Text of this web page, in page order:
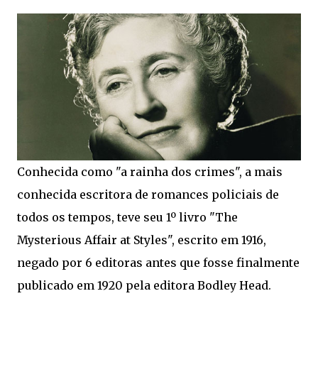
Conhecida como "a rainha dos crimes", a mais
conhecida escritora de romances policiais de
todos os tempos, teve seu 1º livro "The
Mysterious Affair at Styles", escrito em 1916,
negado por 6 editoras antes que fosse finalmente
publicado em 1920 pela editora Bodley Head.